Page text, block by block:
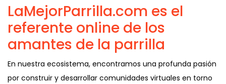
LaMejorParrilla.com es el
referente online de los
amantes de la parrilla
En nuestra ecosistema, encontramos una profunda pasión
por construir y desarrollar comunidades virtuales en torno